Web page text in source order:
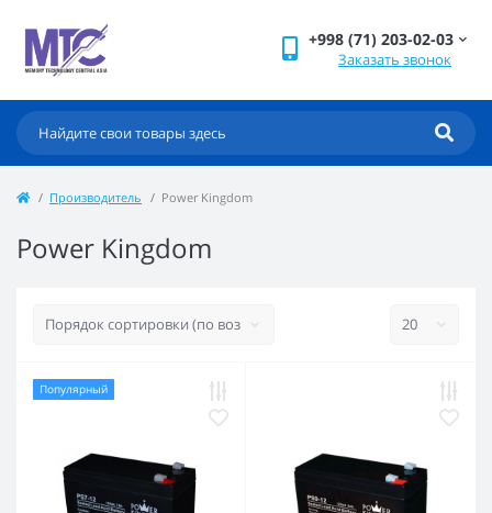
+998 (71) 203-02-03
Заказать звонок
Производитель Power Kingdom
Power Kingdom
Популярный